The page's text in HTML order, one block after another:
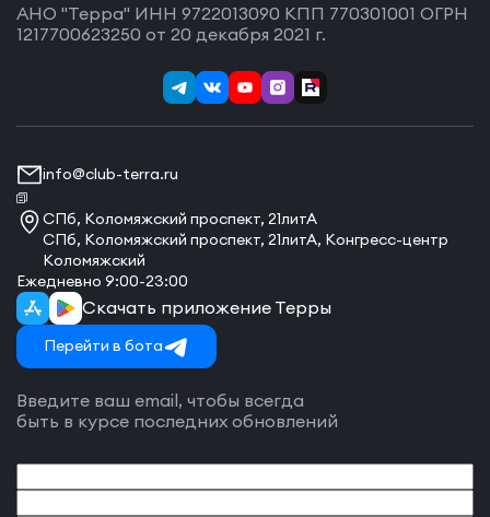
АНО "Терра" ИНН 9722013090 КПП 770301001 ОГРН
1217700623250 от 20 декабря 2021 г.
info@club-terra.ru
СПб, Коломяжский проспект, 21литА
СПб, Коломяжский проспект, 21литА, Конгресс-центр
Коломяжский
Ежедневно 9:00-23:00
Скачать приложение Терры
Перейти в бота
Введите ваш email, чтобы всегда
быть в курсе последних обновлений